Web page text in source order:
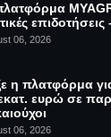
06, 2026
η πλατφόρμα
ευρώ σε
06, 2026